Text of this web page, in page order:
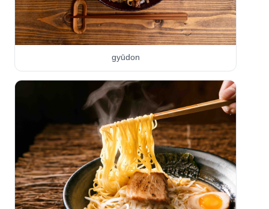
gyūdon